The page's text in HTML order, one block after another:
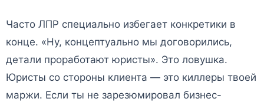
Часто ЛПР специально избегает конкретики в
конце. «Ну, концептуально мы договорились,
детали проработают юристы». Это ловушка.
Юристы со стороны клиента — это киллеры твоей
маржи. Если ты не зарезюмировал бизнес-